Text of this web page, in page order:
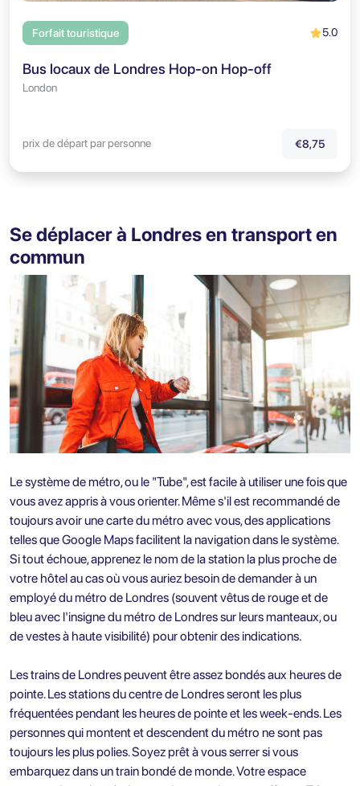
Forfait touristique 5.0
Bus locaux de Londres Hop-on Hop-off
London
prix de départ par personne €8,75
Se déplacer à Londres en transport en
commun
Le système de métro, ou le "Tube", est facile à utiliser une fois que
vous avez appris à vous orienter. Même s'il est recommandé de
toujours avoir une carte du métro avec vous, des applications
telles que Google Maps facilitent la navigation dans le système.
Si tout échoue, apprenez le nom de la station la plus proche de
votre hôtel au cas où vous auriez besoin de demander à un
employé du métro de Londres (souvent vêtus de rouge et de
bleu avec l'insigne du métro de Londres sur leurs manteaux, ou
de vestes à haute visibilité) pour obtenir des indications.
Les trains de Londres peuvent être assez bondés aux heures de
pointe. Les stations du centre de Londres seront les plus
fréquentées pendant les heures de pointe et les week-ends. Les
personnes qui montent et descendent du métro ne sont pas
toujours les plus polies. Soyez prêt à vous serrer si vous
embarquez dans un train bondé de monde. Votre espace